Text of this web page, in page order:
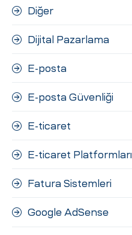
Diğer
Dijital Pazarlama
E-posta
E-posta Güvenliği
E-ticaret
E-ticaret Platformları
Fatura Sistemleri
Google AdSense